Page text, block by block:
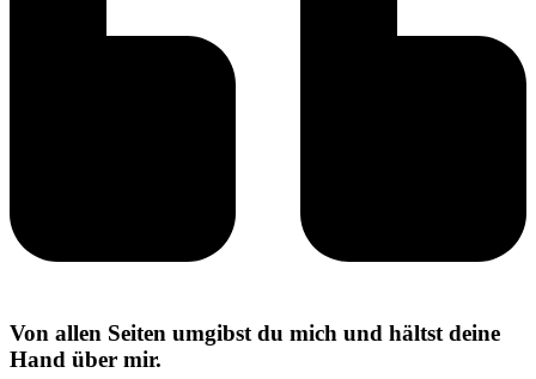
Von allen Seiten umgibst du mich und hältst deine
Hand über mir.